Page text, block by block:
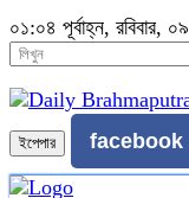
০১:০৪ পূর্বাহ্ন, রবিবার,
ইপেপার facebook